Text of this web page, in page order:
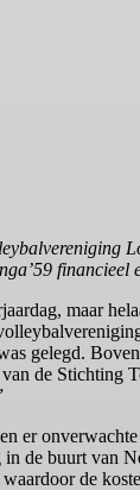
financieel
maar
gelegd.
de Stichting
er
de buurt van
de